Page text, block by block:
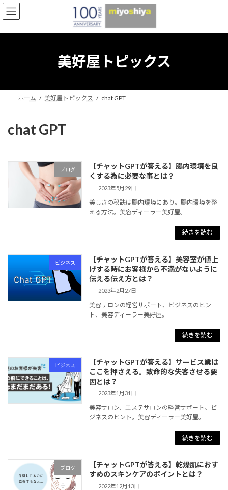
コ
ン
ン
ナ
ビ
ー
美好屋トピックス
ホーム 美好屋トピックス chat GPT
chat GPT
ブログ
【チャットGPTが答える】腸内環境を良
くする為に必要な事とは？
2023年5月29日
美しさの秘訣は腸内環境にあり。腸内環境を整
える方法。美容ディーラー美好屋。
続きを読む
ビジネス
【チャットGPTが答える】美容室が値上
げする時にお客様から不満がないように
伝える伝え方とは？
2023年2月27日
美容サロンの経営サポート、ビジネスのヒン
ト、美容ディーラー美好屋。
続きを読む
ビジネス
【チャットGPTが答える】サービス業は
ここを押さえる。致命的な失客させる要
因とは？
2023年1月31日
美容サロン、エステサロンの経営サポート、ビ
ジネスのヒント。美容ディーラー美好屋。
続きを読む
ブログ
【チャットGPTが答える】乾燥肌におす
すめのスキンケアのポイントとは？
2022年12月13日